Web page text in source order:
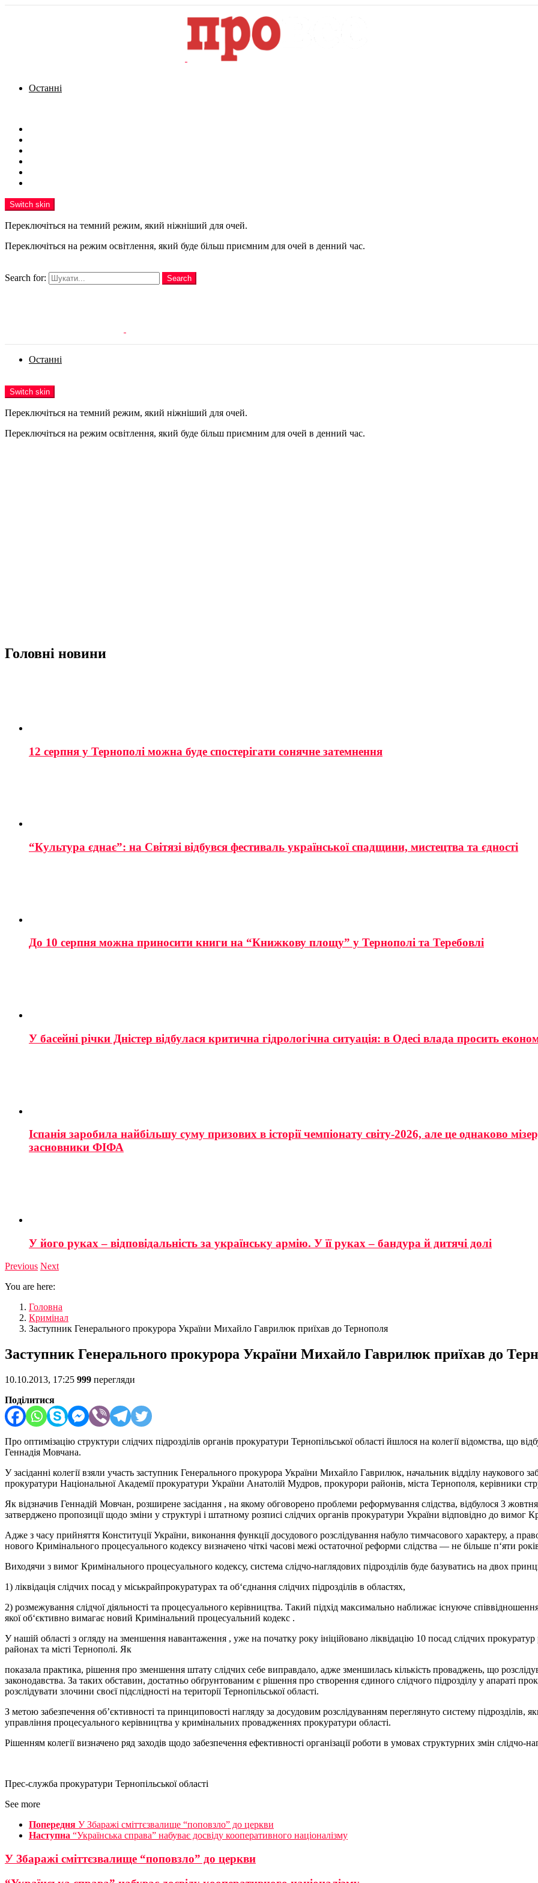
Останні
Switch skin
Переключіться на темний режим, який ніжніший для очей.
Переключіться на режим освітлення, який буде більш приємним для очей в денний час.
Search for:
Search
Останні
Switch skin
Переключіться на темний режим, який ніжніший для очей.
Переключіться на режим освітлення, який буде більш приємним для очей в денний час.
Головні новини
12 серпня у Тернополі можна буде спостерігати сонячне затемнення
“Культура єднає”: на Світязі відбувся фестиваль української спадщини, мистецтва та єдності
До 10 серпня можна приносити книги на “Книжкову площу” у Тернополі та Теребовлі
У басейні річки Дністер відбулася критична гідрологічна ситуація: в Одесі влада просить
Іспанія заробила найбільшу суму призових в історії чемпіонату світу-2026, але це однаково
засновники ФІФА
У його руках – відповідальність за українську армію. У її руках – бандура й дитячі долі
Previous Next
You are here:
Головна
Кримінал
Заступник Генерального прокурора України Михайло Гаврилюк приїхав до Тернополя
Заступник Генерального прокурора України Михайло Гаврилюк приїхав до
10.10.2013, 17:25 999 перегляди
Поділитися
Про оптимізацію структури слідчих підрозділів органів прокуратури Тернопільської області йшлося на колегії відомства, що
Геннадія Мовчана.
У засіданні колегії взяли участь заступник Генерального прокурора України Михайло Гаврилюк, начальник відділу наукового
прокуратури Національної Академії прокуратури України Анатолій Мудров, прокурори районів, міста Тернополя, керівники
Як відзначив Геннадій Мовчан, розширене засідання , на якому обговорено проблеми реформування слідства, відбулося 3
затверджено пропозиції щодо зміни у структурі і штатному розписі слідчих органів прокуратури України відповідно до вимог
Адже з часу прийняття Конституції України, виконання функції досудового розслідування набуло тимчасового характеру, а
нового Кримінального процесуального кодексу визначено чіткі часові межі остаточної реформи слідства — не більше п‘яти
Виходячи з вимог Кримінального процесуального кодексу, система слідчо-наглядових підрозділів буде базуватись на двох
1) ліквідація слідчих посад у міськрайпрокуратурах та об‘єднання слідчих підрозділів в областях,
2) розмежування слідчої діяльності та процесуального керівництва. Такий підхід максимально наближає існуюче
якої об‘єктивно вимагає новий Кримінальний процесуальний кодекс .
У нашій області з огляду на зменшення навантаження , уже на початку року ініційовано ліквідацію 10 посад слідчих
районах та місті Тернополі. Як
показала практика, рішення про зменшення штату слідчих себе виправдало, адже зменшилась кількість проваджень, що
законодавства. За таких обставин, достатньо обґрунтованим є рішення про створення єдиного слідчого підрозділу у апараті
розслідувати злочини своєї підслідності на території Тернопільської області.
З метою забезпечення об’єктивності та принциповості нагляду за досудовим розслідуванням переглянуто систему підрозділів,
управління процесуального керівництва у кримінальних провадженнях прокуратури області.
Рішенням колегії визначено ряд заходів щодо забезпечення ефективності організації роботи в умовах структурних змін слідчо-
Прес-служба прокуратури Тернопільської області
See more
Попередня У Збаражі сміттєзвалище “поповзло” до церкви
Наступна “Українська справа” набуває досвіду кооперативного націоналізму
У Збаражі сміттєзвалище “поповзло” до церкви